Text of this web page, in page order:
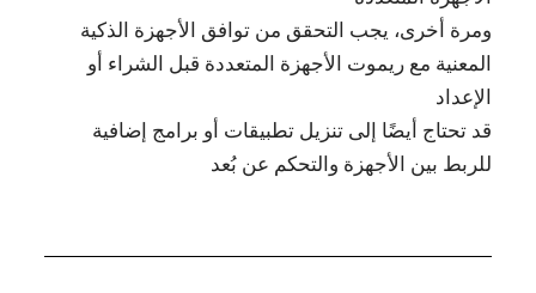
ومرة أخرى، يجب التحقق من توافق الأجهزة الذكية
المعنية مع ريموت الأجهزة المتعددة قبل الشراء أو
الإعداد
قد تحتاج أيضًا إلى تنزيل تطبيقات أو برامج إضافية
للربط بين الأجهزة والتحكم عن بُعد